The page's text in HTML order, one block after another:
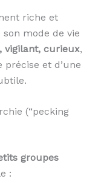
riche et
mode de vie
vigilant, curieux,
précise et d’une
(“pecking
groupes
: